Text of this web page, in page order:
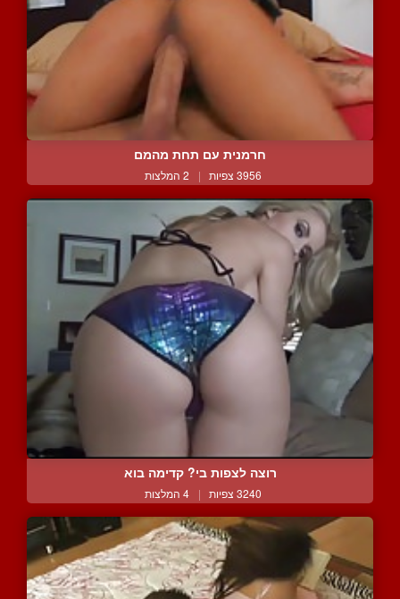
חרמנית עם תחת מהמם
3956 צפיות | 2 המלצות
רוצה לצפות בי? קדימה בוא
3240 צפיות | 4 המלצות